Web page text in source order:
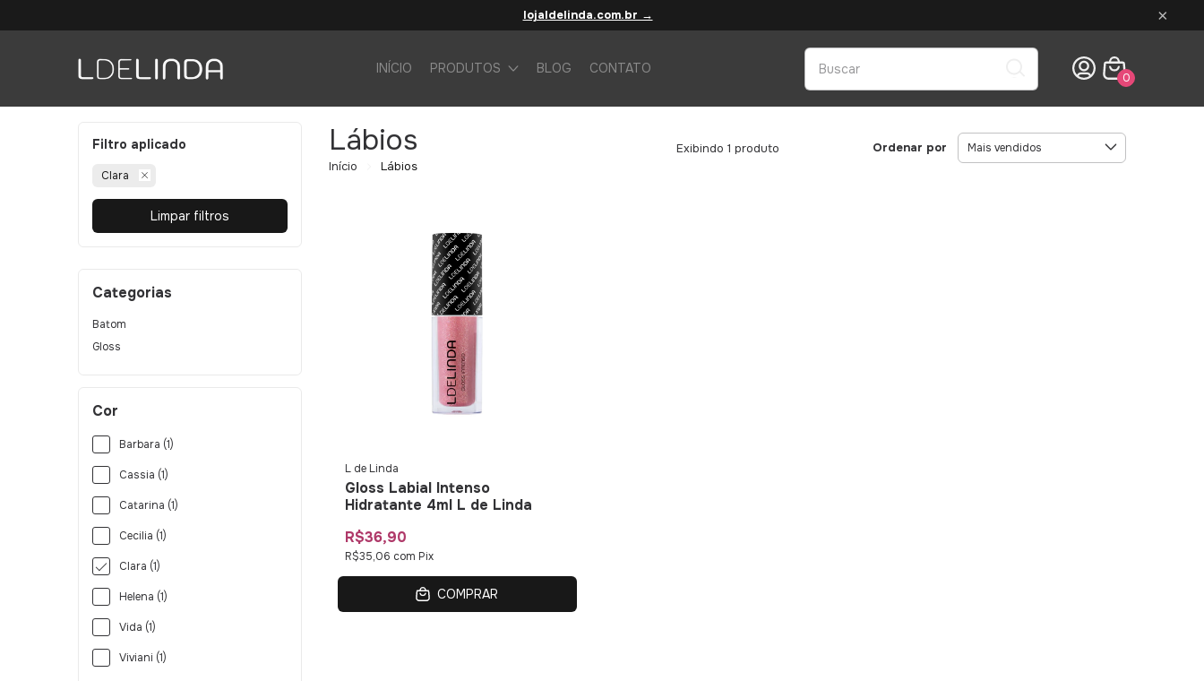
lojaldelinda.com.br → ×
INÍCIO PRODUTOS BLOG CONTATO
0
Filtro aplicado
Clara
Limpar filtros
Categorias
Batom
Gloss
Cor
Barbara (1)
Cassia (1)
Catarina (1)
Cecilia (1)
Clara (1)
Helena (1)
Vida (1)
Viviani (1)
Lábios
Início Lábios
Exibindo 1 produto Ordenar por
L de Linda
Gloss Labial Intenso
Hidratante 4ml L de Linda
R$36,90
R$35,06 com Pix
COMPRAR